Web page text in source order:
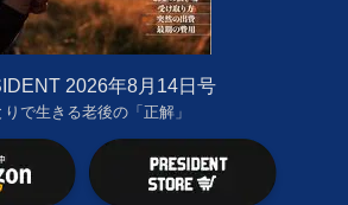
2026年8月14日号
りで生きる老後の「正解」